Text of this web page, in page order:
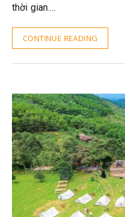
thời gian.…
CONTINUE READING